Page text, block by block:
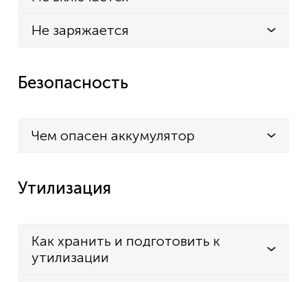
Не заряжается
Безопасность
Чем опасен аккумулятор
Утилизация
Как хранить и подготовить к
утилизации